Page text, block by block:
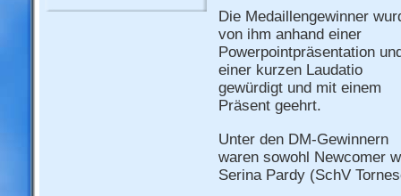
Die Medaillengewinner
von ihm anhand einer
Powerpointpräsentation
einer kurzen Laudatio
gewürdigt und mit einem
Präsent geehrt.
Unter den DM-Gewinnern
waren sowohl Newcomer
Serina Pardy (SchV